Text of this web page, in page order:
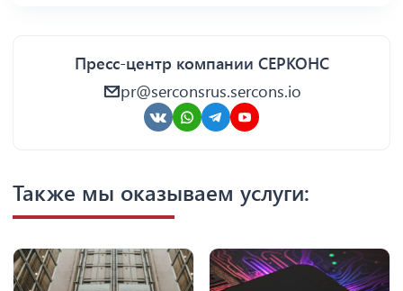
Пресс-центр компании СЕРКОНС
pr@serconsrus.sercons.io
Также мы оказываем услуги: